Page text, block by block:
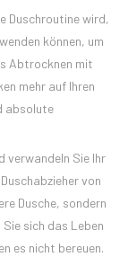
Duschroutine wird,
können, um
Abtrocknen mit
mehr auf Ihren
absolute
verwandeln Sie Ihr
von
Dusche, sondern
sich das Leben
es nicht bereuen.